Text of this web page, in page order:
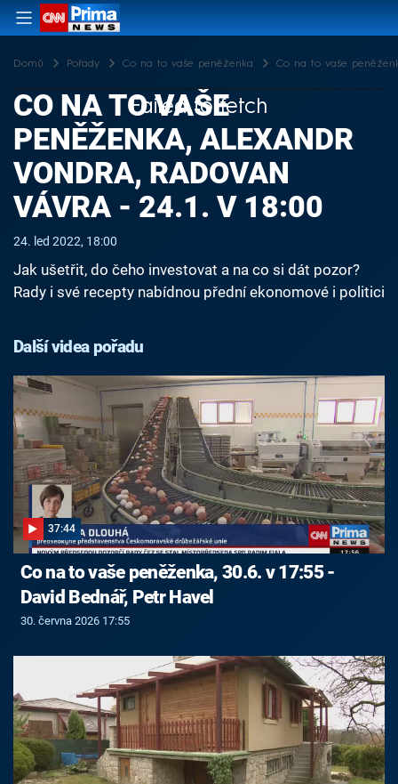
Domů Pořady Co na to vaše peněženka Co na to vaše
Failed to fetch
CO NA TO VAŠE
PENĚŽENKA, ALEXANDR
VONDRA, RADOVAN
VÁVRA - 24.1. V 18:00
24. led 2022, 18:00
Jak ušetřit, do čeho investovat a na co si dát pozor?
Rady i své recepty nabídnou přední ekonomové i politici
Další videa pořadu
37:44
Co na to vaše peněženka, 30.6. v 17:55 -
David Bednář, Petr Havel
30. června 2026 17:55